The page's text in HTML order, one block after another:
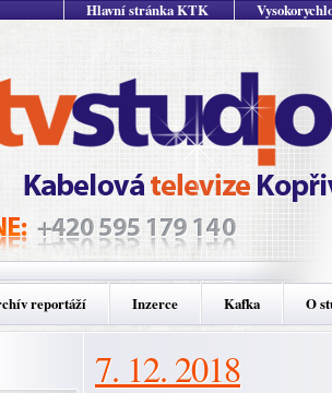
Hlavní stránka KTK
reportáží Inzerce Kafka O
7. 12. 2018